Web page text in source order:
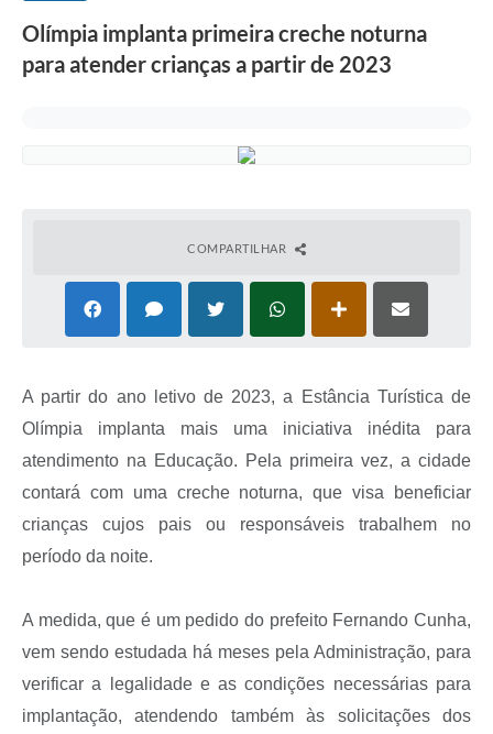
Olímpia implanta primeira creche noturna
para atender crianças a partir de 2023
COMPARTILHAR
A partir do ano letivo de 2023, a Estância Turística de
Olímpia implanta mais uma iniciativa inédita para
atendimento na Educação. Pela primeira vez, a cidade
contará com uma creche noturna, que visa beneficiar
crianças cujos pais ou responsáveis trabalhem no
período da noite.
A medida, que é um pedido do prefeito Fernando Cunha,
vem sendo estudada há meses pela Administração, para
verificar a legalidade e as condições necessárias para
implantação, atendendo também às solicitações dos